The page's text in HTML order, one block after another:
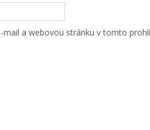
a webovou stránku v tomto